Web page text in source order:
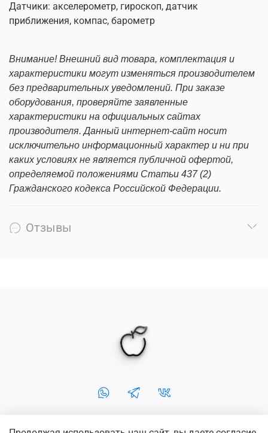
Датчики: акселерометр, гироскоп, датчик
приближения, компас, барометр
Внимание! Внешний вид товара, комплектация и
характеристики могут изменяться производителем
без предварительных уведомлений. При заказе
оборудования, проверяйте заявленные
характеристики на официальных сайтах
производителя. Данный интернет-сайт носит
исключительно информационный характер и ни при
каких условиях не является публичной офертой,
определяемой положениями Статьи 437 (2)
Гражданского кодекса Российской Федерации.
Отзывы